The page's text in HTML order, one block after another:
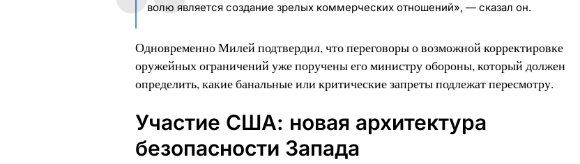
волю является создание зрелых коммерческих отношений», — сказал он.
Одновременно Милей подтвердил, что переговоры о возможной корректировке
оружейных ограничений уже поручены его министру обороны, который должен
определить, какие банальные или критические запреты подлежат пересмотру.
Участие США: новая архитектура
безопасности Запада